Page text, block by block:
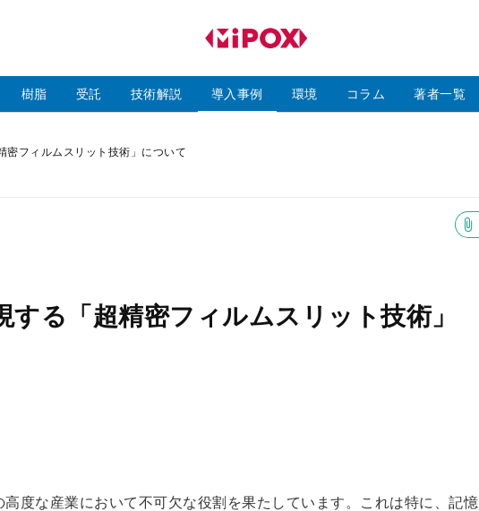
樹脂 受託 技術解説 導入事例 環境 コラム 著者一覧
密フィルムスリット技術」について
る「超精密フィルムスリット技術」
度な産業において不可欠な役割を果たしています。これは特に、記憶